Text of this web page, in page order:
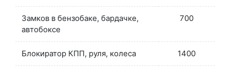
Замков в бензобаке, бардачке,
автобоксе
700
Блокиратор КПП, руля, колеса 1400